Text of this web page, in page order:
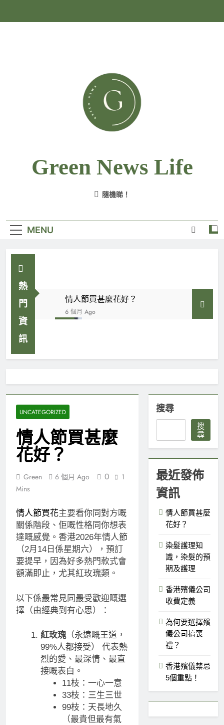
Green News Life
隨機睇！
MENU
熱
門
資
訊
情人節買甚麼花好？
6 個月 Ago
香港殯儀禁忌5個重點！
1 年 Ago
揀香港殯儀公司有咩要注意?7
UNCATEGORIZED
情人節買甚麼
花好？
Green 6 個月 Ago 0
1
Mins
情人節買花主要看你同對方嘅
關係階段、佢嘅性格同你想表
達嘅感覺。香港2026年情人節
（2月14日係星期六），預訂
要提早，因為好多熱門款式會
額滿即止，尤其紅玫瑰類。
以下係最常見同最受歡迎嘅選
擇（由經典到有心思）：
紅玫瑰（永遠嘅王道，
99%人都接受） 代表熱
烈的愛、最深情、最直
接嘅表白。
11枝：一心一意
33枝：三生三世
99枝：天長地久
（最貴但最有氣
搜尋
搜
尋
最近發佈
資訊
情人節買甚麼
花好？
染髮護理知
識，染髮的預
期及護理
香港殯儀公司
收費定義
為何要選擇殯
儀公司搞喪
禮？
香港殯儀禁忌
5個重點！